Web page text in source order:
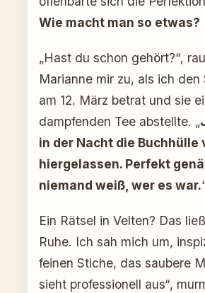
Wie macht man so etwas?
„Hast du schon gehört?“,
Marianne mir zu, als ich den
am 12. März betrat und sie
dampfenden Tee abstellte. „
in der Nacht die Buchhülle
hiergelassen. Perfekt
niemand weiß, wer es war.
Ein Rätsel in Velten? Das
Ruhe. Ich sah mich um,
feinen Stiche, das saubere
sieht professionell aus“,